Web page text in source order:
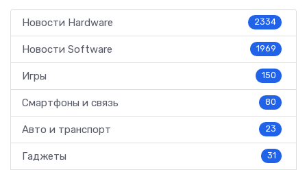
Новости Hardware 2334
Новости Software 1969
Игры 150
Смартфоны и связь 80
Авто и транспорт 23
Гаджеты 31